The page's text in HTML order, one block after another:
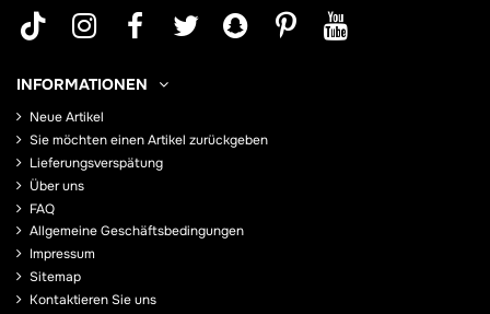
INFORMATIONEN
Neue Artikel
Sie möchten einen Artikel zurückgeben
Lieferungsverspätung
Über uns
FAQ
Allgemeine Geschäftsbedingungen
Impressum
Sitemap
Kontaktieren Sie uns